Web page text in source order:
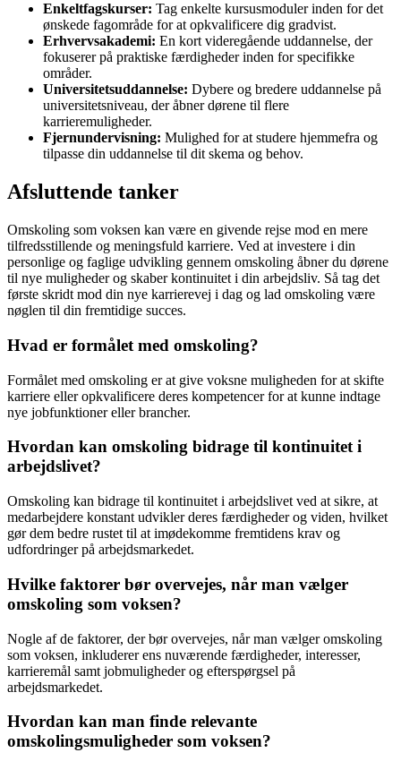
Enkeltfagskurser: Tag enkelte kursusmoduler inden for det
ønskede fagområde for at opkvalificere dig gradvist.
Erhvervsakademi: En kort videregående uddannelse, der
fokuserer på praktiske færdigheder inden for specifikke
områder.
Universitetsuddannelse: Dybere og bredere uddannelse på
universitetsniveau, der åbner dørene til flere
karrieremuligheder.
Fjernundervisning: Mulighed for at studere hjemmefra og
tilpasse din uddannelse til dit skema og behov.
Afsluttende tanker
Omskoling som voksen kan være en givende rejse mod en mere
tilfredsstillende og meningsfuld karriere. Ved at investere i din
personlige og faglige udvikling gennem omskoling åbner du dørene
til nye muligheder og skaber kontinuitet i din arbejdsliv. Så tag det
første skridt mod din nye karrierevej i dag og lad omskoling være
nøglen til din fremtidige succes.
Hvad er formålet med omskoling?
Formålet med omskoling er at give voksne muligheden for at skifte
karriere eller opkvalificere deres kompetencer for at kunne indtage
nye jobfunktioner eller brancher.
Hvordan kan omskoling bidrage til kontinuitet i
arbejdslivet?
Omskoling kan bidrage til kontinuitet i arbejdslivet ved at sikre, at
medarbejdere konstant udvikler deres færdigheder og viden, hvilket
gør dem bedre rustet til at imødekomme fremtidens krav og
udfordringer på arbejdsmarkedet.
Hvilke faktorer bør overvejes, når man vælger
omskoling som voksen?
Nogle af de faktorer, der bør overvejes, når man vælger omskoling
som voksen, inkluderer ens nuværende færdigheder, interesser,
karrieremål samt jobmuligheder og efterspørgsel på
arbejdsmarkedet.
Hvordan kan man finde relevante
omskolingsmuligheder som voksen?